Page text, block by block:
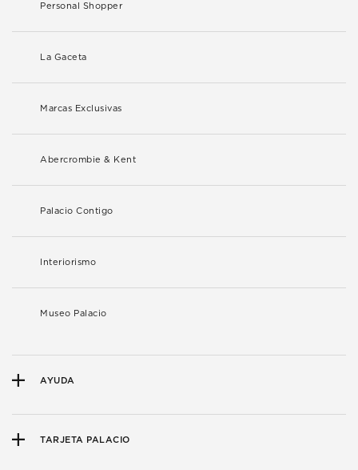
Personal Shopper
La Gaceta
Marcas Exclusivas
Abercrombie & Kent
Palacio Contigo
Interiorismo
Museo Palacio
AYUDA
TARJETA PALACIO